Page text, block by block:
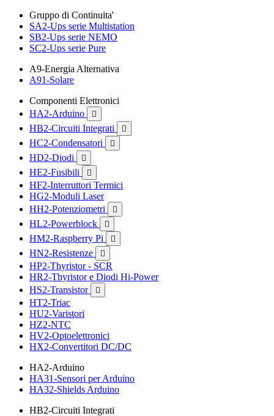
Gruppo di Continuita'
SA2-Ups serie Multistation
SB2-Ups serie NEMO
SC2-Ups serie Pure
A9-Energia Alternativa
A91-Solare
Componenti Elettronici
HA2-Arduino

HB2-Circuiti Integrati 
HC2-Condensatori 
HD2-Diodi 
HE2-Fusibili 
HF2-Interruttori Termici
HG2-Moduli Laser
HH2-Potenziometri

HL2-Powerblock 
HM2-Raspberry Pi 
HN2-Resistenze 
HP2-Thyristor - SCR
HR2-Thyristor e Diodi Hi-Power
HS2-Transistor

HT2-Triac
HU2-Varistori
HZ2-NTC
HV2-Optoelettronici
HX2-Convertitori DC/DC
HA2-Arduino
HA31-Sensori per Arduino
HA32-Shields Arduino
HB2-Circuiti Integrati